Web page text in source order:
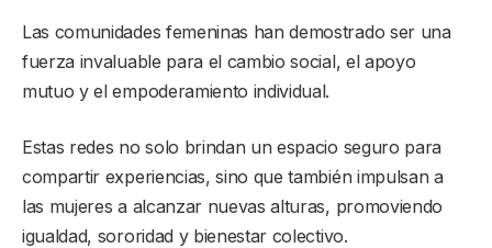
Las comunidades femeninas han demostrado ser una
fuerza invaluable para el cambio social, el apoyo
mutuo y el empoderamiento individual.
Estas redes no solo brindan un espacio seguro para
compartir experiencias, sino que también impulsan a
las mujeres a alcanzar nuevas alturas, promoviendo
igualdad, sororidad y bienestar colectivo.